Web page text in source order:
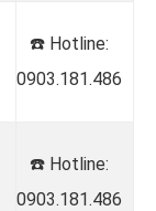
☎️ Hotline:
0903.181.486
☎️ Hotline:
0903.181.486